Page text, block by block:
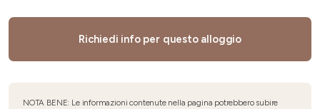
Richiedi info per questo alloggio
NOTA BENE: Le informazioni contenute nella pagina potrebbero subire